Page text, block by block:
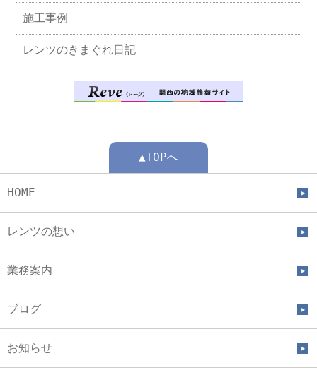
施工事例
レンツのきまぐれ日記
▲TOPへ
HOME
レンツの想い
業務案内
ブログ
お知らせ